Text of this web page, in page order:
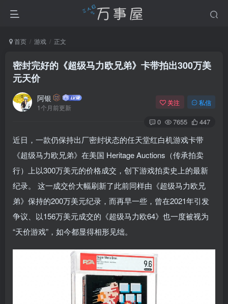
首页 游戏 正文
密封完好的《超级马力欧兄弟》卡带拍出300万美
元天价
阿银
1个月前更新
关注 私信
0 7655 447
近日，一款仍保持出厂密封状态的任天堂红白机游戏卡带
《超级马力欧兄弟》在美国 Heritage Auctions（传承拍卖
行）上以300万美元的价格成交，创下游戏拍卖史上的最新
纪录。 这一成交价大幅刷新了此前同样由《超级马力欧兄
弟》保持的200万美元纪录，而再早一些，曾在2021年引发
争议、以156万美元成交的《超级马力欧64》也一度被视为
“天价游戏”，如今都显得相形见绌。